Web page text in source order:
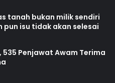
tanah bukan milik sendiri
isu tidak akan selesai
535 Penjawat Awam Terima